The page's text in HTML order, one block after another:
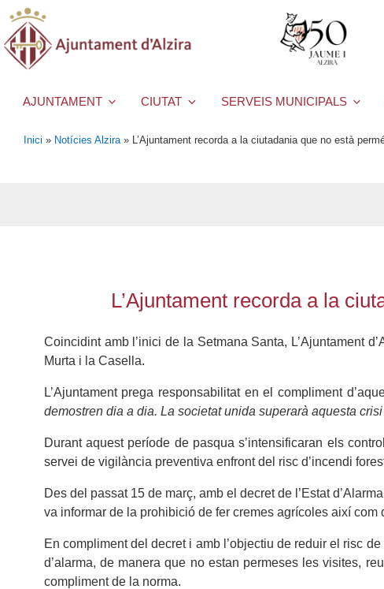
AJUNTAMENT CIUTAT SERVEIS MUNICIPALS
Inici » Notícies Alzira » L’Ajuntament recorda a la ciutadania que no està
L’Ajuntament recorda a la
Coincidint amb l’inici de la Setmana Santa, L’Ajuntament
Murta i la Casella.
L’Ajuntament prega responsabilitat en el compliment
demostren dia a dia. La societat unida superarà aquesta
Durant aquest període de pasqua s’intensificaran els
servei de vigilància preventiva enfront del risc d’incendi
Des del passat 15 de març, amb el decret de l’Estat
va informar de la prohibició de fer cremes agrícoles així
En compliment del decret i amb l’objectiu de reduir el risc
d’alarma, de manera que no estan permeses les visites,
compliment de la norma.